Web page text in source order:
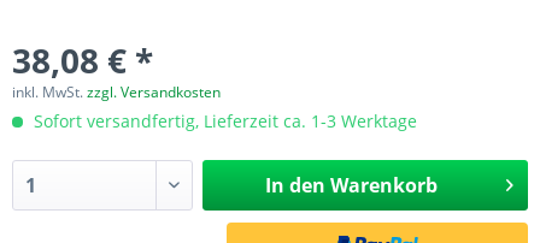
38,08 € *
inkl. MwSt.zzgl. Versandkosten
Sofort versandfertig, Lieferzeit ca. 1-3 Werktage
In den Warenkorb